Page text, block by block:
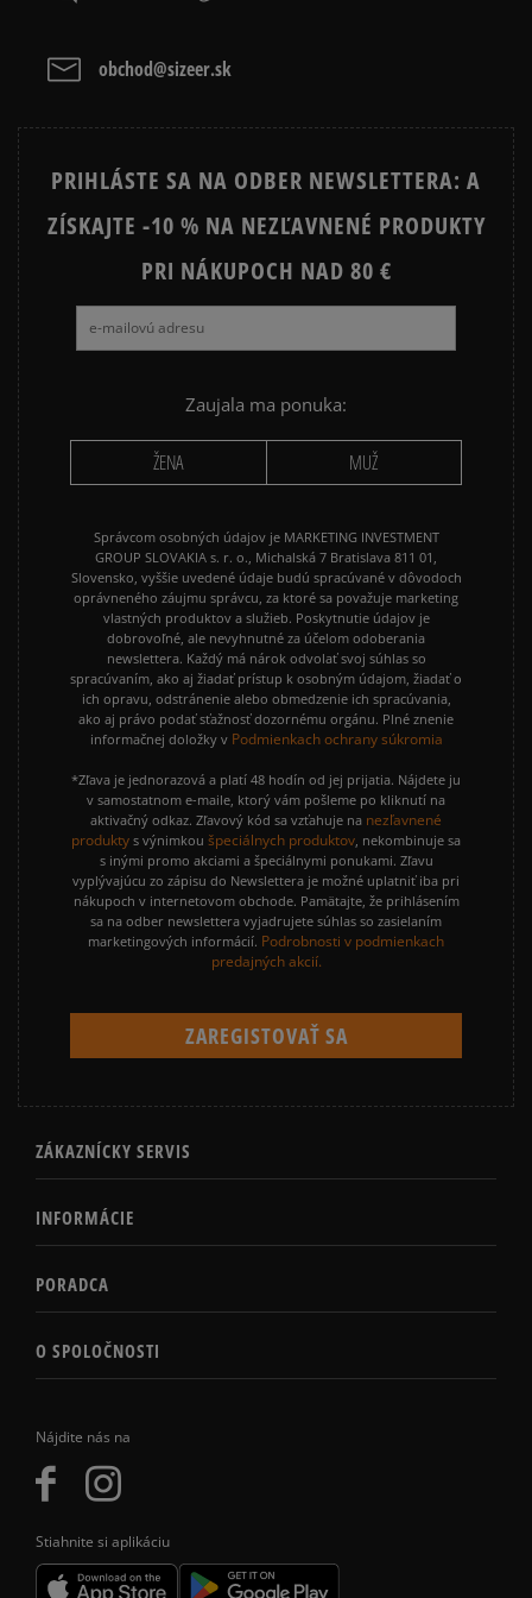
obchod@sizeer.sk
Nájdite nás na
Stiahnite si aplikáciu
PRIHLÁSTE SA NA ODBER NEWSLETTERA: A
ZÍSKAJTE -10 % NA NEZĽAVNENÉ PRODUKTY
PRI NÁKUPOCH NAD 80 €
Zaujala ma ponuka:
ŽENA MUŽ
Správcom osobných údajov je MARKETING INVESTMENT
GROUP SLOVAKIA s. r. o., Michalská 7 Bratislava 811 01,
Slovensko, vyššie uvedené údaje budú spracúvané v dôvodoch
oprávneného záujmu správcu, za ktoré sa považuje marketing
vlastných produktov a služieb. Poskytnutie údajov je
dobrovoľné, ale nevyhnutné za účelom odoberania
newslettera. Každý má nárok odvolať svoj súhlas so
spracúvaním, ako aj žiadať prístup k osobným údajom, žiadať o
ich opravu, odstránenie alebo obmedzenie ich spracúvania,
ako aj právo podať sťažnosť dozornému orgánu. Plné znenie
informačnej doložky v Podmienkach ochrany súkromia
*Zľava je jednorazová a platí 48 hodín od jej prijatia. Nájdete ju
v samostatnom e-maile, ktorý vám pošleme po kliknutí na
aktivačný odkaz. Zľavový kód sa vzťahuje na nezľavnené
produkty s výnimkou špeciálnych produktov , nekombinuje sa
s inými promo akciami a špeciálnymi ponukami. Zľavu
vyplývajúcu zo zápisu do Newslettera je možné uplatniť iba pri
nákupoch v internetovom obchode. Pamätajte, že prihlásením
sa na odber newslettera vyjadrujete súhlas so zasielaním
marketingových informácií. Podrobnosti v podmienkach
predajných akcií.
ZÁKAZNÍCKY SERVIS
INFORMÁCIE
PORADCA
O SPOLOČNOSTI